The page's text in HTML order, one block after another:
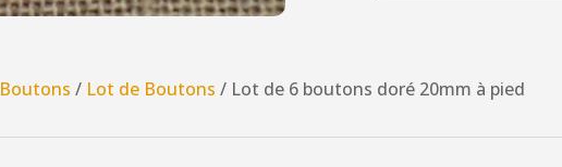
6
Boutons / Lot de Boutons / Lot de 6 boutons doré 20mm à pied